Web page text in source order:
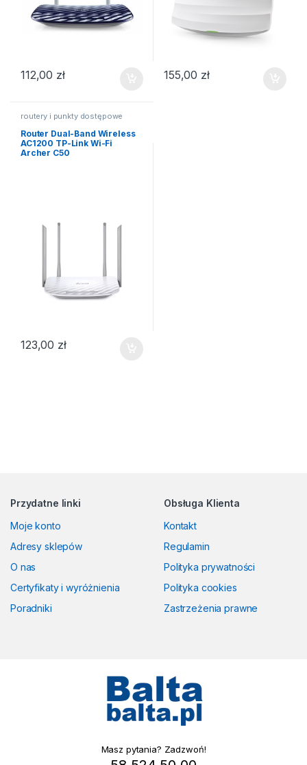
112,00 zł 155,00 zł
routery i punkty dostępowe
Router Dual-Band Wireless
AC1200 TP-Link Wi-Fi
Archer C50
123,00 zł
Przydatne linki
Moje konto
Adresy sklepów
O nas
Certyfikaty i wyróżnienia
Poradniki
Obsługa Klienta
Kontakt
Regulamin
Polityka prywatności
Polityka cookies
Zastrzeżenia prawne
Masz pytania? Zadzwoń!